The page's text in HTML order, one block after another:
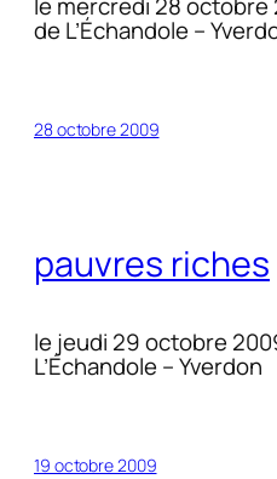
de L’Échandole –
28 octobre 2009
pauvres riches
le jeudi 29 octobre
L’Échandole – Yverdon
19 octobre 2009